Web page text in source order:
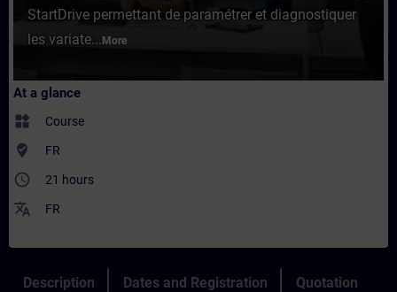
StartDrive permettant de paramétrer et diagnostiquer
les variate... More
At a glance
widgets Course
where_to_vote FR
access_time 21 hours
translate FR
Description Dates and Registration Quotation